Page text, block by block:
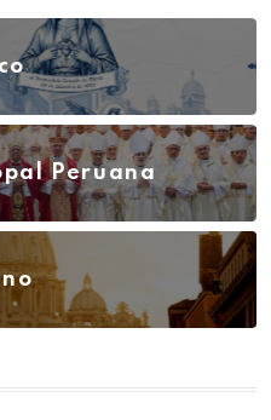
Peruana